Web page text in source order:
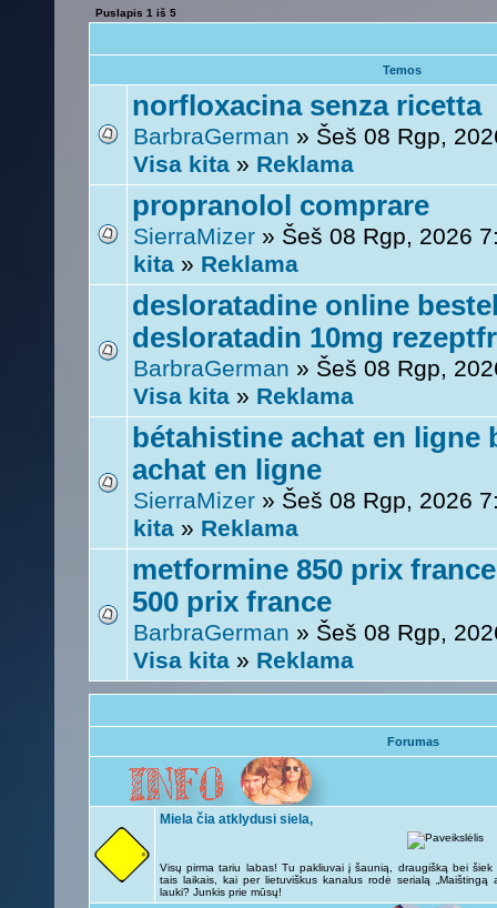
Puslapis 1 iš 5
Temos
norfloxacina senza ricetta
BarbraGerman » Šeš 08 Rgp,
Visa kita » Reklama
propranolol comprare
SierraMizer » Šeš 08 Rgp, 2026
kita » Reklama
desloratadine online
desloratadin 10mg
BarbraGerman » Šeš 08 Rgp,
Visa kita » Reklama
bétahistine achat en ligne
achat en ligne
SierraMizer » Šeš 08 Rgp, 2026
kita » Reklama
metformine 850 prix
500 prix france
BarbraGerman » Šeš 08 Rgp,
Visa kita » Reklama
Forumas
Miela čia atklydusi siela,
Visų pirma tariu labas! Tu pakliuvai į šaunią, draugišką bei
tais laikais, kai per lietuviškus kanalus rodė serialą „Maištingą
lauki? Junkis prie mūsų!